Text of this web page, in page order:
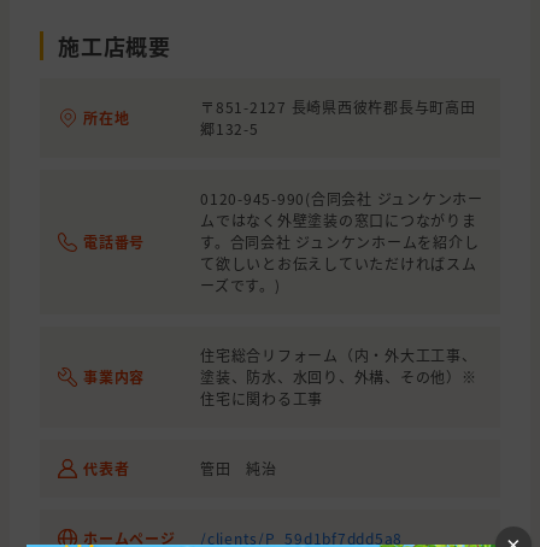
施工店概要
所在地
〒851-2127 長崎県西彼杵郡長与町高田
郷132-5
電話番号
0120-945-990(合同会社 ジュンケンホー
ムではなく外壁塗装の窓口につながりま
す。合同会社 ジュンケンホームを紹介し
て欲しいとお伝えしていただければスム
ーズです。)
事業内容
住宅総合リフォーム（内・外大工工事、
塗装、防水、水回り、外構、その他）※
住宅に関わる工事
代表者 管田 純治
ホームページ /clients/P_59d1bf7ddd5a8